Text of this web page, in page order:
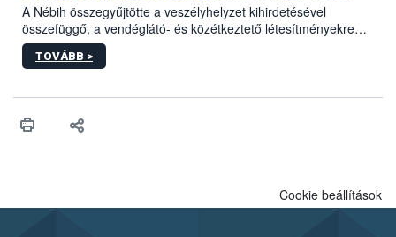
visszavonásig
A Nébih összegyűjtötte a veszélyhelyzet kihirdetésével
összefüggő, a vendéglátó- és közétkeztető létesítményekre
vonatkozó legfontosabb és aktuális információkat.
TOVÁBB >
Cookie beállítások